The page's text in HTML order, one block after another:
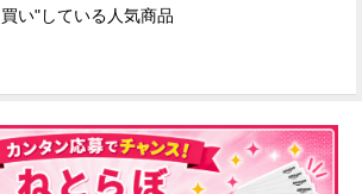
買い"している人気商品